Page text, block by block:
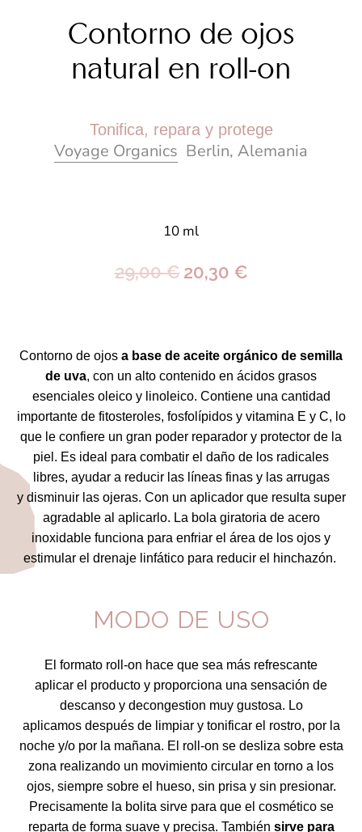
Contorno de ojos
natural en roll-on
Tonifica, repara y protege
Voyage Organics Berlin, Alemania
10 ml
29,00 € 20,30 €
Contorno de ojos a base de aceite orgánico de semilla
de uva, con un alto contenido en ácidos grasos
esenciales oleico y linoleico. Contiene una cantidad
importante de fitosteroles, fosfolípidos y vitamina E y C, lo
que le confiere un gran poder reparador y protector de la
piel. Es ideal para combatir el daño de los radicales
libres, ayudar a reducir las líneas finas y las arrugas
y disminuir las ojeras. Con un aplicador que resulta super
agradable al aplicarlo. La bola giratoria de acero
inoxidable funciona para enfriar el área de los ojos y
estimular el drenaje linfático para reducir el hinchazón.
MODO DE USO
El formato roll-on hace que sea más refrescante
aplicar el producto y proporciona una sensación de
descanso y decongestion muy gustosa. Lo
aplicamos después de limpiar y tonificar el rostro, por la
noche y/o por la mañana. El roll-on se desliza sobre esta
zona realizando un movimiento circular en torno a los
ojos, siempre sobre el hueso, sin prisa y sin presionar.
Precisamente la bolita sirve para que el cosmético se
reparta de forma suave y precisa. También sirve para